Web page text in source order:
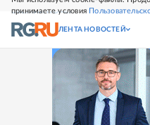
принимаете условия
СВЕЖИЙ НОМЕР
ЛЕНТА НОВОСТЕЙ